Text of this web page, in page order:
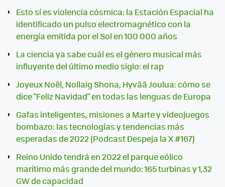
Esto sí es violencia cósmica: la Estación Espacial ha
identificado un pulso electromagnético con la
energía emitida por el Sol en 100 000 años
La ciencia ya sabe cuál es el género musical más
influyente del último medio siglo: el rap
Joyeux Noël, Nollaig Shona, Hyvää Joulua: cómo se
dice "Feliz Navidad" en todas las lenguas de Europa
Gafas inteligentes, misiones a Marte y videojuegos
bombazo: las tecnologías y tendencias más
esperadas de 2022 (Podcast Despeja la X #167)
Reino Unido tendrá en 2022 el parque eólico
marítimo más grande del mundo: 165 turbinas y 1,32
GW de capacidad